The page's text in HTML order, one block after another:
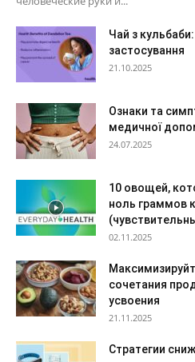
Чай з
застосування
21.10.2025
Ознаки та
медичної
24.07.2025
10 овощей,
ноль граммов
02.11.2025
сочетания
усвоения
21.11.2025
Стратегии